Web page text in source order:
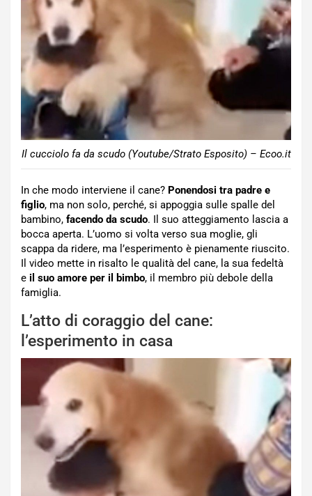
Il cucciolo fa da scudo (Youtube/Strato Esposito) – Ecoo.it
In che modo interviene il cane? Ponendosi tra padre e
figlio, ma non solo, perché, si appoggia sulle spalle del
bambino, facendo da scudo. Il suo atteggiamento lascia a
bocca aperta. L’uomo si volta verso sua moglie, gli
scappa da ridere, ma l’esperimento è pienamente riuscito.
Il video mette in risalto le qualità del cane, la sua fedeltà
e il suo amore per il bimbo, il membro più debole della
famiglia.
L’atto di coraggio del cane:
l’esperimento in casa